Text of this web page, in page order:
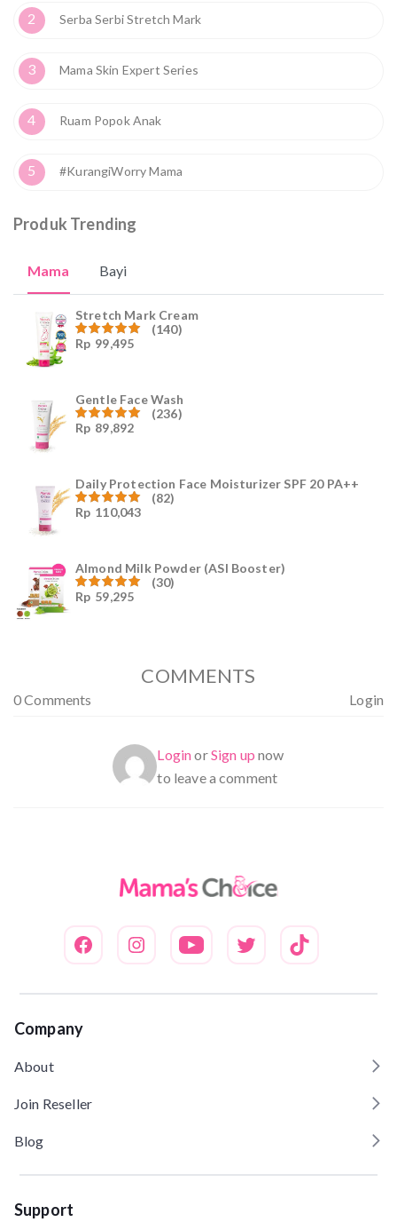
2 Serba Serbi Stretch Mark
3 Mama Skin Expert Series
4 Ruam Popok Anak
5 #KurangiWorry Mama
Produk Trending
Mama Bayi
Stretch Mark Cream
Dinilai
(140)
Rp 99,495
Gentle Face Wash
Dinilai
(236)
Rp 89,892
Daily Protection Face Moisturizer SPF 20 PA++
Dinilai
(82)
Rp 110,043
Almond Milk Powder (ASI Booster)
Dinilai5.00
(30)
Rp 59,295
COMMENTS
0 Comments Login
LoginorSign up now
to leave a comment
Company
About
Join Reseller
Blog
Support